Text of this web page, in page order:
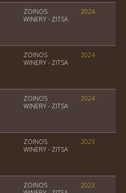
ZOINOS
WINERY - ZITSA
2024
ZOINOS
WINERY - ZITSA
2024
ZOINOS
WINERY - ZITSA
2024
ZOINOS
WINERY - ZITSA
2023
ZOINOS
2023